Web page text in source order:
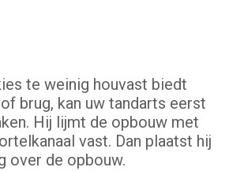
te weinig houvast biedt
brug, kan uw tandarts eerst
Hij lijmt de opbouw met
vast. Dan plaatst hij
over de opbouw.